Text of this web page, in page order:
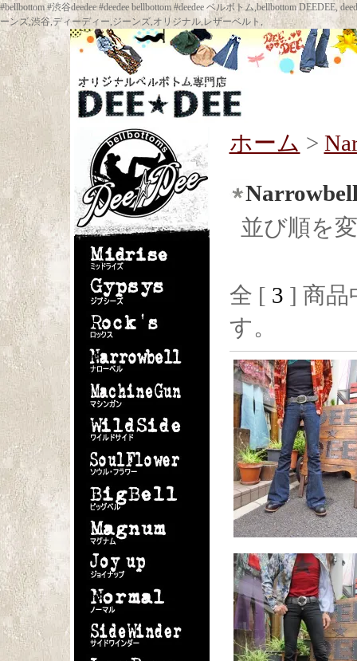
#bellbottom #渋谷deedee #deedee bellbottom #deedee ベルボトム,bellbottom
ーンズ,渋谷,ディーディー,ジーンズ,オリジナル,レザーベルト,
ホーム >
並び順を
全 [ 3 ] 商品
す。